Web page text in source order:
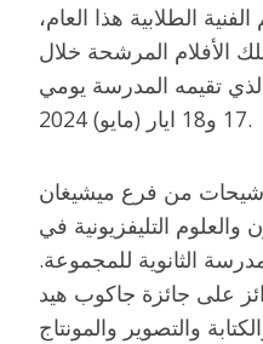
الفنية الطلابية هذا العام،
الأفلام المرشحة خلال
تقيمه المدرسة يومي
17 و18 ايار (مايو) 2024.
الطلاب 10 ترشيحات من فرع ميشيغان
والعلوم التليفزيونية في
الثانوية للمجموعة.
على جائزة جاكوب هيد